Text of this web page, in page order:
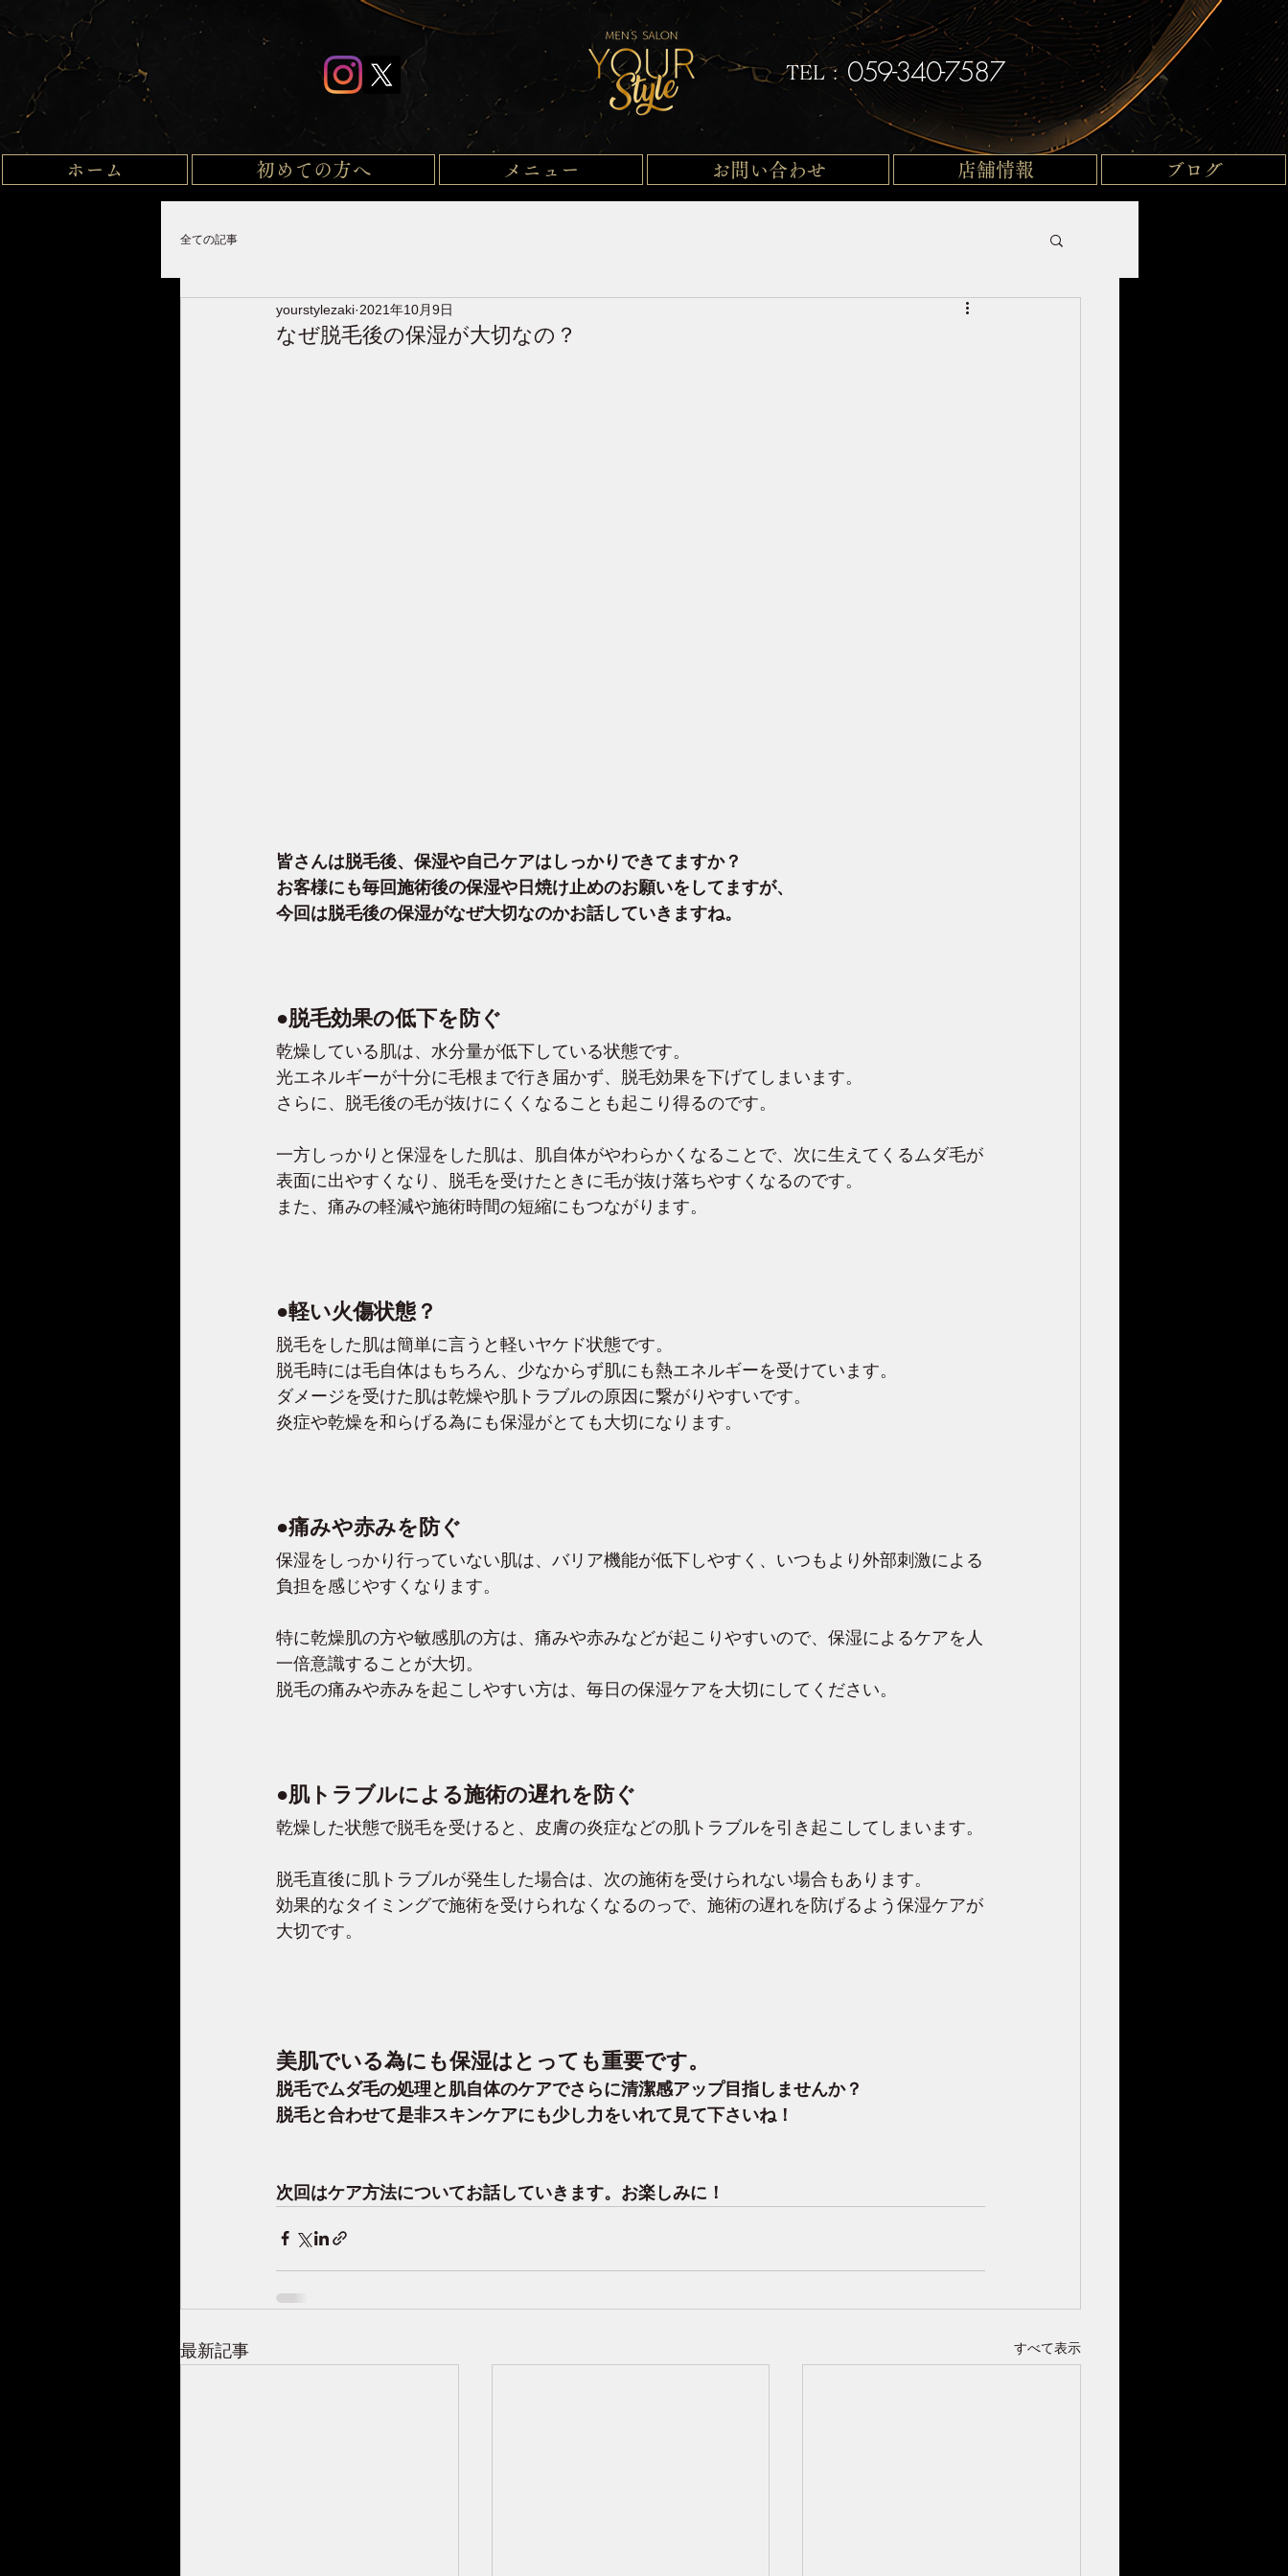
TEL : 059-340-7587
ホーム 初めての方へ メニュー お問い合わせ 店舗情報 ブログ
全ての記事
なぜ脱毛後の保湿が大切なの？
yourstylezaki 2021年10月9日
皆さんは脱毛後、保湿や自己ケアはしっかりできてますか？
お客様にも毎回施術後の保湿や日焼け止めのお願いをしてますが、
今回は脱毛後の保湿がなぜ大切なのかお話していきますね。
●脱毛効果の低下を防ぐ
乾燥している肌は、水分量が低下している状態です。
光エネルギーが十分に毛根まで行き届かず、脱毛効果を下げてしまいます。
さらに、脱毛後の毛が抜けにくくなることも起こり得るのです。
一方しっかりと保湿をした肌は、肌自体がやわらかくなることで、次に生えてくるムダ毛が
表面に出やすくなり、脱毛を受けたときに毛が抜け落ちやすくなるのです。
また、痛みの軽減や施術時間の短縮にもつながります。
●軽い火傷状態？
脱毛をした肌は簡単に言うと軽いヤケド状態です。
脱毛時には毛自体はもちろん、少なからず肌にも熱エネルギーを受けています。
ダメージを受けた肌は乾燥や肌トラブルの原因に繋がりやすいです。
炎症や乾燥を和らげる為にも保湿がとても大切になります。
●痛みや赤みを防ぐ
保湿をしっかり行っていない肌は、バリア機能が低下しやすく、いつもより外部刺激による
負担を感じやすくなります。
特に乾燥肌の方や敏感肌の方は、痛みや赤みなどが起こりやすいので、保湿によるケアを人
一倍意識することが大切。
脱毛の痛みや赤みを起こしやすい方は、毎日の保湿ケアを大切にしてください。
●肌トラブルによる施術の遅れを防ぐ
乾燥した状態で脱毛を受けると、皮膚の炎症などの肌トラブルを引き起こしてしまいます。
脱毛直後に肌トラブルが発生した場合は、次の施術を受けられない場合もあります。
効果的なタイミングで施術を受けられなくなるのっで、施術の遅れを防げるよう保湿ケアが
大切です。
美肌でいる為にも保湿はとっても重要です。
脱毛でムダ毛の処理と肌自体のケアでさらに清潔感アップ目指しませんか？
脱毛と合わせて是非スキンケアにも少し力をいれて見て下さいね！
次回はケア方法についてお話していきます。お楽しみに！
最新記事 すべて表示